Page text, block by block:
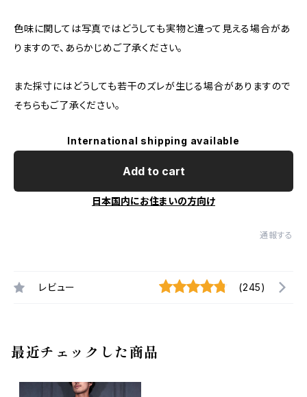
色味に関しては写真ではどうしても実物と違って見える場合があ
りますので、あらかじめご了承ください。
また採寸にはどうしても若干のズレが生じる場合がありますので
そちらもご了承ください。
International shipping available
Add to cart
日本国内にお住まいの方向け
通報する
レビュー (245)
最近チェックした商品